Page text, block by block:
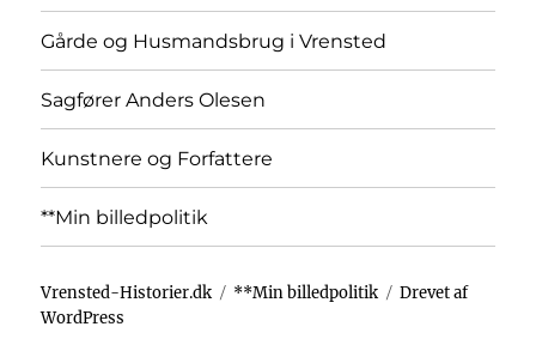
Gårde og Husmandsbrug i Vrensted
Sagfører Anders Olesen
Kunstnere og Forfattere
**Min billedpolitik
Vrensted-Historier.dk **Min billedpolitik
Drevet af
WordPress